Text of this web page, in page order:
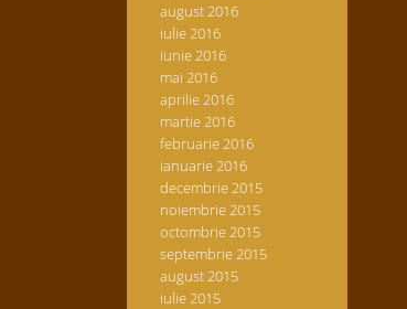
august 2016
iulie 2016
iunie 2016
mai 2016
aprilie 2016
martie 2016
februarie 2016
ianuarie 2016
decembrie 2015
noiembrie 2015
octombrie 2015
septembrie 2015
august 2015
iulie 2015